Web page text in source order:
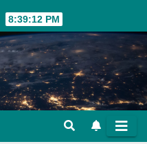
8:39:13 PM